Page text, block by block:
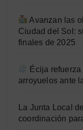
Avanzan las
Ciudad del Sol:
finales de 2025
Écija
arroyuelos ante
La Junta Local
coordinación